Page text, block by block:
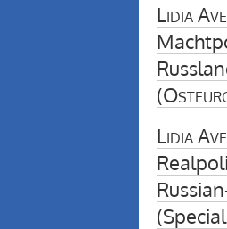
Lidia
(
Lidia